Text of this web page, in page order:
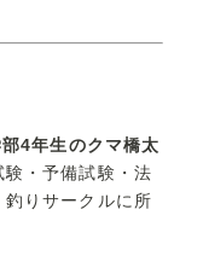
4年生のクマ橋太
・予備試験・法
りサークルに所